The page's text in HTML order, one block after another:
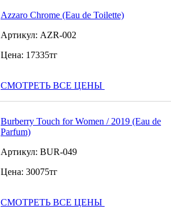
Azzaro Chrome (Eau de Toilette)
Артикул: AZR-002
Цена: 17335тг
СМОТРЕТЬ ВСЕ ЦЕНЫ
Burberry Touch for Women / 2019 (Eau de
Parfum)
Артикул: BUR-049
Цена: 30075тг
СМОТРЕТЬ ВСЕ ЦЕНЫ